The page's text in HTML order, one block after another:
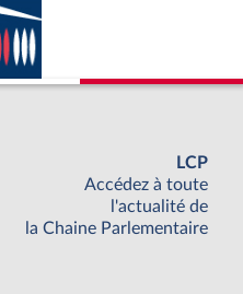
LCP
Accédez à toute
l'actualité de
la Chaine Parlementaire